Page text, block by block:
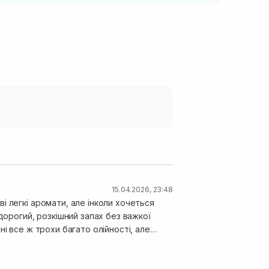
15.04.2026, 23:48
аромати, але інколи хочеться
у руках. Скрабує гарно,